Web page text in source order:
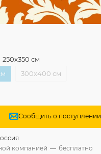
250x350 см
300x400 см
Сообщить о поступлении
компанией — бесплатно